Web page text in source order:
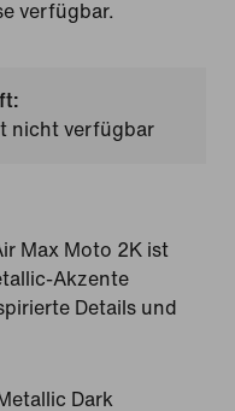
verfügbar.
nicht verfügbar
Max Moto 2K ist
Akzente
Details und
Dark